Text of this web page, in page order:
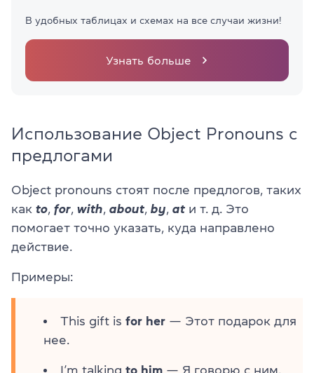
В удобных таблицах и схемах на все случаи жизни!
Узнать больше
Использование Object Pronouns с
предлогами
Object pronouns стоят после предлогов, таких
как to for with about by at и т. д. Это
помогает точно указать, куда направлено
действие.
Примеры:
This gift is for her — Этот подарок для
нее.
I’m talking to him — Я говорю с ним.